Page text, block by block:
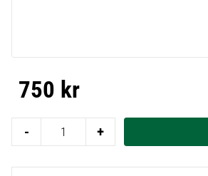
750 kr
+
-